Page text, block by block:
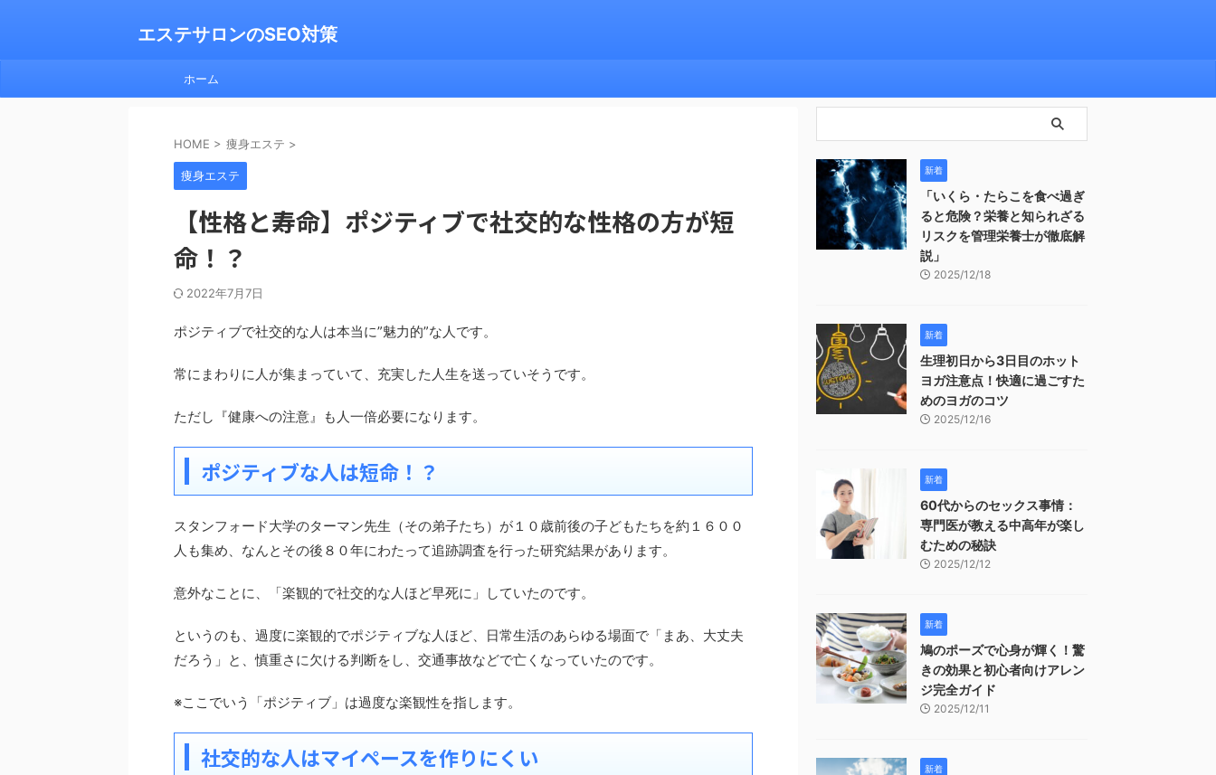
エステサロンのSEO対策
ホーム
HOME > 痩身エステ >
痩身エステ
【性格と寿命】ポジティブで社交的な性格の方が短
命！？
2022年7月7日
ポジティブで社交的な人は本当に”魅力的”な人です。
常にまわりに人が集まっていて、充実した人生を送っていそうです。
ただし『健康への注意』も人一倍必要になります。
ポジティブな人は短命！？
スタンフォード大学のターマン先生（その弟子たち）が１０歳前後の子どもたちを約１６００
人も集め、なんとその後８０年にわたって追跡調査を行った研究結果があります。
意外なことに、「楽観的で社交的な人ほど早死に」していたのです。
というのも、過度に楽観的でポジティブな人ほど、日常生活のあらゆる場面で「まあ、大丈夫
だろう」と、慎重さに欠ける判断をし、交通事故などで亡くなっていたのです。
※ここでいう「ポジティブ」は過度な楽観性を指します。
社交的な人はマイペースを作りにくい
新着
「いくら・たらこを食べ過ぎ
ると危険？栄養と知られざる
リスクを管理栄養士が徹底解
説」
2025/12/18
新着
生理初日から3日目のホット
ヨガ注意点！快適に過ごすた
めのヨガのコツ
2025/12/16
新着
60代からのセックス事情：
専門医が教える中高年が楽し
むための秘訣
2025/12/12
新着
鳩のポーズで心身が輝く！驚
きの効果と初心者向けアレン
ジ完全ガイド
2025/12/11
新着